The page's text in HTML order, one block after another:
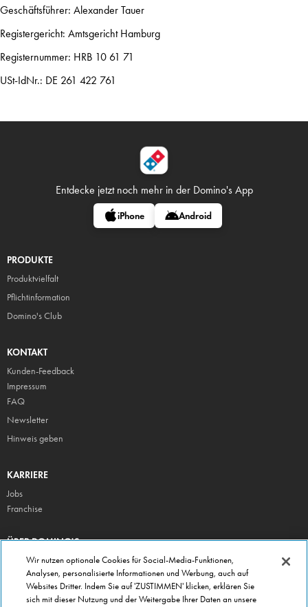
Geschäftsführer: Alexander Tauer
Registergericht: Amtsgericht Hamburg
Registernummer: HRB 10 61 71
USt-IdNr.: DE 261 422 761
Entdecke jetzt noch mehr in der Domino's App
iPhone Android
PRODUKTE
Produktvielfalt
Pflichtinformation
Domino's Club
KONTAKT
Kunden-Feedback
Impressum
FAQ
Newsletter
Hinweis geben
KARRIERE
Jobs
Franchise
ÜBER DOMINO'S
Storesuche
Presse
Domino's App
Wir nutzen optionale Cookies für Social-Media-Funktionen,
Analysen, personalisierte Informationen und Werbung, auch auf
Websites Dritter. Indem Sie auf 'ZUSTIMMEN' klicken, erklären Sie
sich mit dieser Nutzung und der Weitergabe Ihrer Daten an unsere